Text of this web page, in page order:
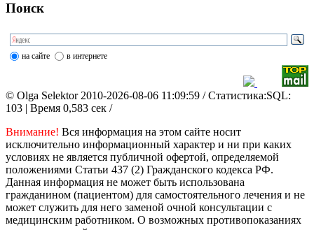
Поиск
на сайте в интернете
© Olga Selektor 2010-2026-08-06 11:09:59 / Статистика:SQL:
103 | Время 0,583 сек /
Внимание! Вся информация на этом сайте носит
исключительно информационный характер и ни при каких
условиях не является публичной офертой, определяемой
положениями Статьи 437 (2) Гражданского кодекса РФ.
Данная информация не может быть использована
гражданином (пациентом) для самостоятельного лечения и не
может служить для него заменой очной консультации с
медицинским работником. О возможных противопоказаниях